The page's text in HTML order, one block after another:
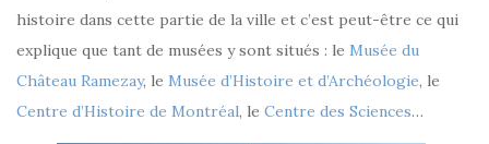
histoire dans cette partie de la ville et c’est peut-être ce qui
explique que tant de musées y sont situés : le Musée du
Château Ramezay, le Musée d’Histoire et d’Archéologie, le
Centre d’Histoire de Montréal, le Centre des Sciences…